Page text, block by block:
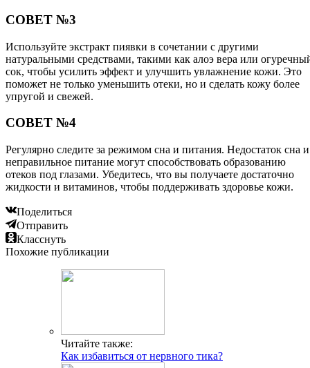
СОВЕТ №3
Используйте экстракт пиявки в сочетании с другими
натуральными средствами, такими как алоэ вера или
сок, чтобы усилить эффект и улучшить увлажнение кожи. Это
поможет не только уменьшить отеки, но и сделать кожу более
упругой и свежей.
СОВЕТ №4
Регулярно следите за режимом сна и питания. Недостаток сна и
неправильное питание могут способствовать образованию
отеков под глазами. Убедитесь, что вы получаете достаточно
жидкости и витаминов, чтобы поддерживать здоровье кожи.
Поделиться
Отправить
Класснуть
Похожие публикации
Читайте также:
Как избавиться от нервного тика?